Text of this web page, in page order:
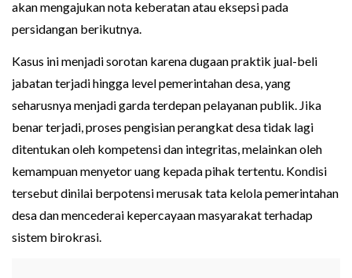
akan mengajukan nota keberatan atau eksepsi pada
persidangan berikutnya.
Kasus ini menjadi sorotan karena dugaan praktik jual-beli
jabatan terjadi hingga level pemerintahan desa, yang
seharusnya menjadi garda terdepan pelayanan publik. Jika
benar terjadi, proses pengisian perangkat desa tidak lagi
ditentukan oleh kompetensi dan integritas, melainkan oleh
kemampuan menyetor uang kepada pihak tertentu. Kondisi
tersebut dinilai berpotensi merusak tata kelola pemerintahan
desa dan mencederai kepercayaan masyarakat terhadap
sistem birokrasi.